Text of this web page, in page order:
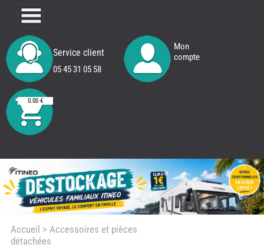
Service client
05 45 31 05 58
Mon
compte
0.00 €
Accueil > Accessoires et pièces
détachées